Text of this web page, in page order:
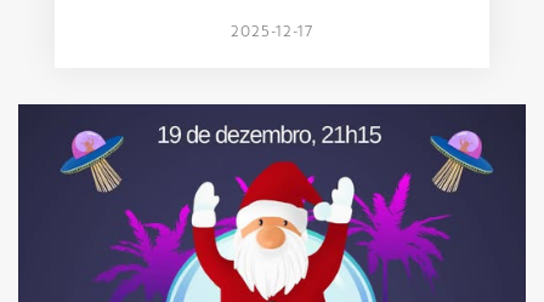
2025-12-17